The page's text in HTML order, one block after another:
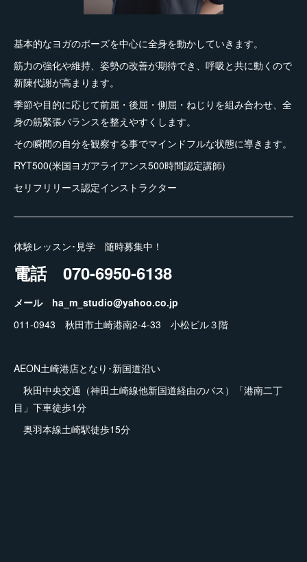
基本的なヨガのポーズを中心に全身を動かしていきます。
筋力の強化や維持、姿勢の改善が期待でき、呼吸と共に動くので
新陳代謝が高まります。
季節や目的に応じて前屈・後屈・側屈・ねじりを組み合わせ、全
身の筋緊張バランスを整えやすくします。
その瞬間の自分を観察する事でマインドフルな状態に導きます。
RYT500(米国ヨガアライアンス500時間認定講師)
セリフリリース認定インストラクター
体験レッスン･見学 随時募集中！
電話 070-6950-6138
メール ha_m_studio@yahoo.co.jp
011-0943 秋田市土崎港南2-4-33 小松ビル３階
AEON土崎港店となり･新国道沿い
秋田中央交通（神田土崎線他新国道経由のバス）「港南二丁
目」下車徒歩1分
奥羽本線土崎駅徒歩15分